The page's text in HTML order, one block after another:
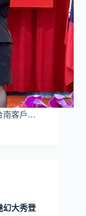
南客戶…
幻大秀登